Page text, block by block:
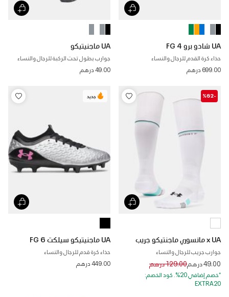
UA شادو برو 4 FG
حذاء كرة القدم للرجال والنساء
699.00 درهم
UA ماجنيتيكو
جوارب بطول تحت الركبة للرجال والنساء
49.00 درهم
-%62
x UA مانسوري ماجنتيكو جريب
جوارب جريب للرجال والنساء
49.00 درهم Price reduced from
129.00 درهم to
*خصم إضافي 20%. كود الخصم:
EXTRA20
جديد
UA ماجنيتيكو سيلكت 6 FG
حذاء كرة قدم للرجال والنساء
449.00 درهم